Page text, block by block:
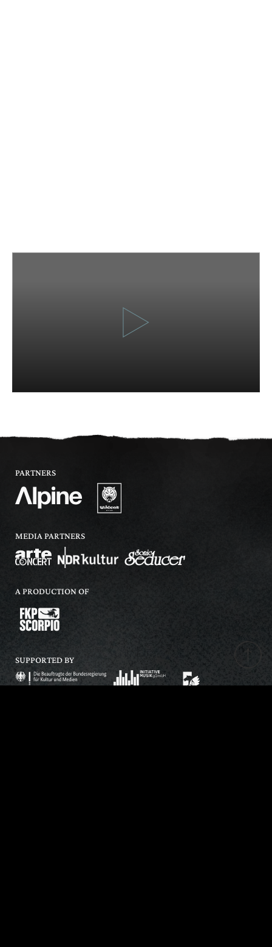
PARTNERS
MEDIA PARTNERS
A PRODUCTION OF
SUPPORTED BY